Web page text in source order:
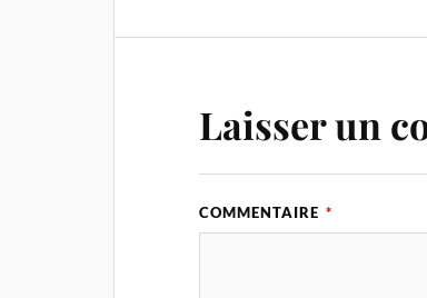
Laisser un
COMMENTAIRE *